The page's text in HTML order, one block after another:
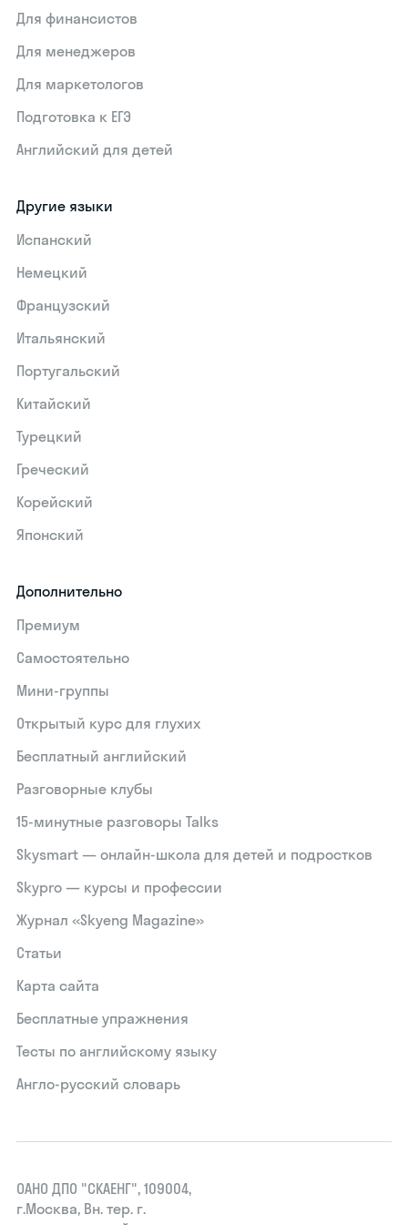
Для финансистов
Для менеджеров
Для маркетологов
Подготовка к ЕГЭ
Английский для детей
Другие языки
Испанский
Немецкий
Французский
Итальянский
Португальский
Китайский
Турецкий
Греческий
Корейский
Японский
Дополнительно
Премиум
Самостоятельно
Мини-группы
Открытый курс для глухих
Бесплатный английский
Разговорные клубы
15‑минутные разговоры Talks
Skysmart — онлайн-школа для детей и подростков
Skypro — курсы и профессии
Журнал «Skyeng Magazine»
Статьи
Карта сайта
Бесплатные упражнения
Тесты по английскому языку
Англо-русский словарь
ОАНО ДПО "СКАЕНГ", 109004,
г.Москва, Вн. тер. г.